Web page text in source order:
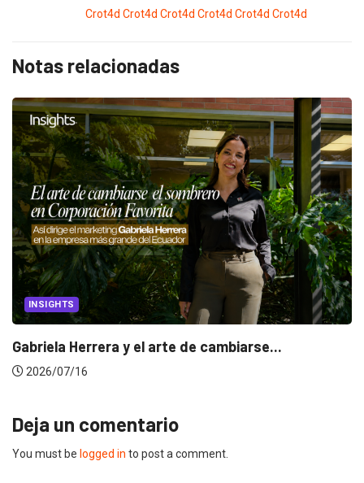
Crot4d Crot4d Crot4d Crot4d Crot4d Crot4d
Notas relacionadas
INSIGHTS
Gabriela Herrera y el arte de cambiarse...
2026/07/16
Deja un comentario
You must be logged in to post a comment.